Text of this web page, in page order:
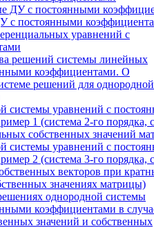
ДУ с постоянными
с постоянными
уравнений с
решений системы линейных
коэффициентами. О
решений для однородной
системы уравнений с
1 (система 2-го порядка,
собственных значений
системы уравнений с
2 (система 3-го порядка,
векторов при
значениях матрицы)
однородной системы
коэффициентами в
значений и собственных